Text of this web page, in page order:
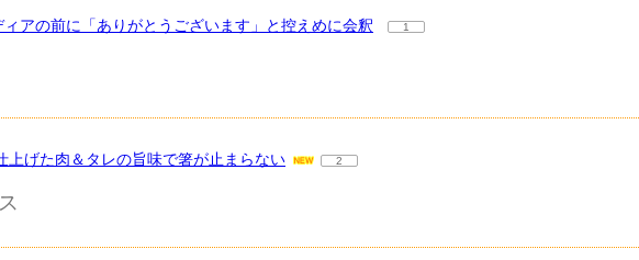
アの前に「ありがとうございます」と控えめに会釈 1
げた肉＆タレの旨味で箸が止まらない 2